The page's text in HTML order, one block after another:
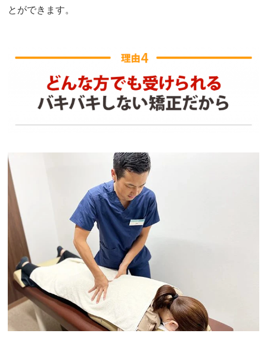
とができます。